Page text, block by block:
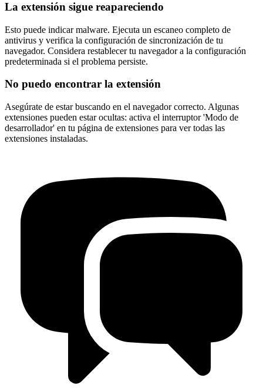
La extensión sigue reapareciendo
Esto puede indicar malware. Ejecuta un escaneo completo de
antivirus y verifica la configuración de sincronización de tu
navegador. Considera restablecer tu navegador a la configuración
predeterminada si el problema persiste.
No puedo encontrar la extensión
Asegúrate de estar buscando en el navegador correcto. Algunas
extensiones pueden estar ocultas: activa el interruptor 'Modo de
desarrollador' en tu página de extensiones para ver todas las
extensiones instaladas.